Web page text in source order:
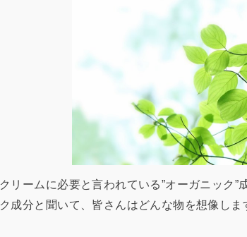
リームに必要と言われている”オーガニック”
成分と聞いて、皆さんはどんな物を想像しま